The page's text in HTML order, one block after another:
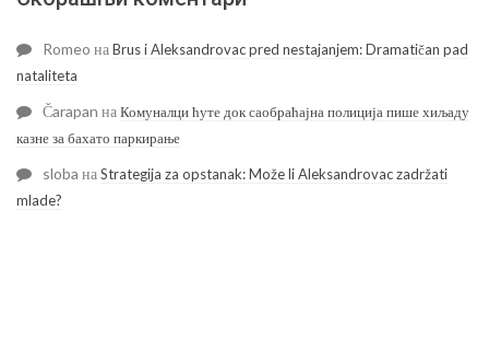
Romeo наBrus i Aleksandrovac pred nestajanjem: Dramatičan pad
nataliteta
Čarapan наКомуналци ћуте док саобраћајна полиција пише хиљаду
казне за бахато паркирање
sloba наStrategija za opstanak: Može li Aleksandrovac zadržati
mlade?